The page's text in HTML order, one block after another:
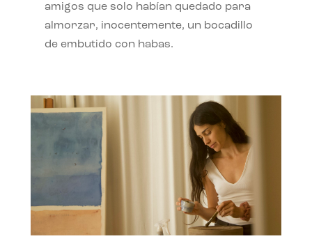
amigos que solo habían quedado para
almorzar, inocentemente, un bocadillo
de embutido con habas.